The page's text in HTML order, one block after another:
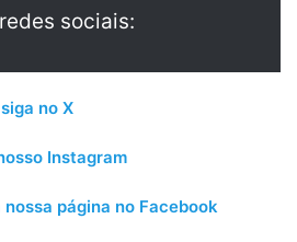
sociais:
no X
Instagram
página no Facebook